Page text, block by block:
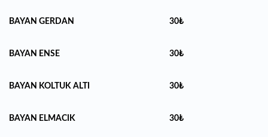
BAYAN GERDAN 30₺
BAYAN ENSE 30₺
BAYAN KOLTUK ALTI 30₺
BAYAN ELMACIK 30₺